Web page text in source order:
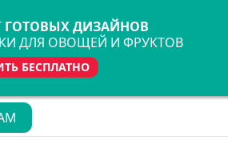
ГОТОВЫХ ДИЗАЙНОВ
ДЛЯ ОВОЩЕЙ И ФРУКТОВ
БЕСПЛАТНО